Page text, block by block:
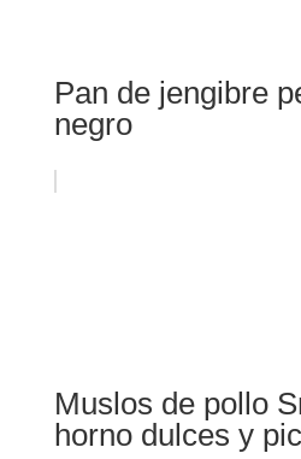
Pan de jengibre
negro
Muslos de pollo
horno dulces y